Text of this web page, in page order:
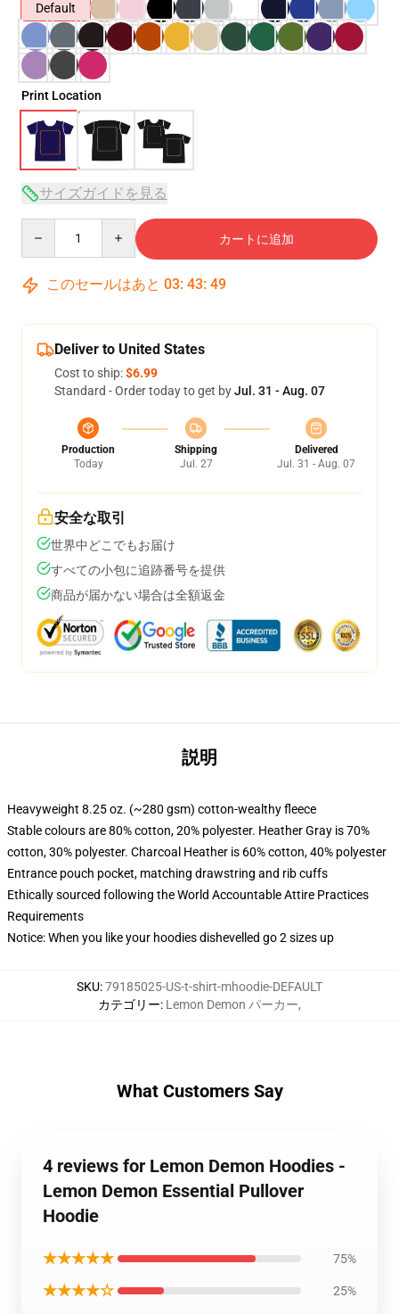
Default
Print Location
サイズガイドを見る
カートに追加
このセールはあと 03: 43: 49
Deliver to United States
Cost to ship:$6.99
Standard - Order today to get byJul. 31 - Aug. 07
Production
Today
Shipping
Jul. 27
Delivered
Jul. 31 - Aug. 07
安全な取引
世界中どこでもお届け
すべての小包に追跡番号を提供
商品が届かない場合は全額返金
説明
Heavyweight 8.25 oz. (~280 gsm) cotton-wealthy fleece
Stable colours are 80% cotton, 20% polyester. Heather Gray is 70%
cotton, 30% polyester. Charcoal Heather is 60% cotton, 40% polyester
Entrance pouch pocket, matching drawstring and rib cuffs
Ethically sourced following the World Accountable Attire Practices
Requirements
Notice: When you like your hoodies dishevelled go 2 sizes up
SKU:79185025-US-t-shirt-mhoodie-DEFAULT
カテゴリー: Lemon Demon パーカー,
What Customers Say
4 reviews for Lemon Demon Hoodies -
Lemon Demon Essential Pullover
Hoodie
★★★★★ 75%
★★★★☆ 25%